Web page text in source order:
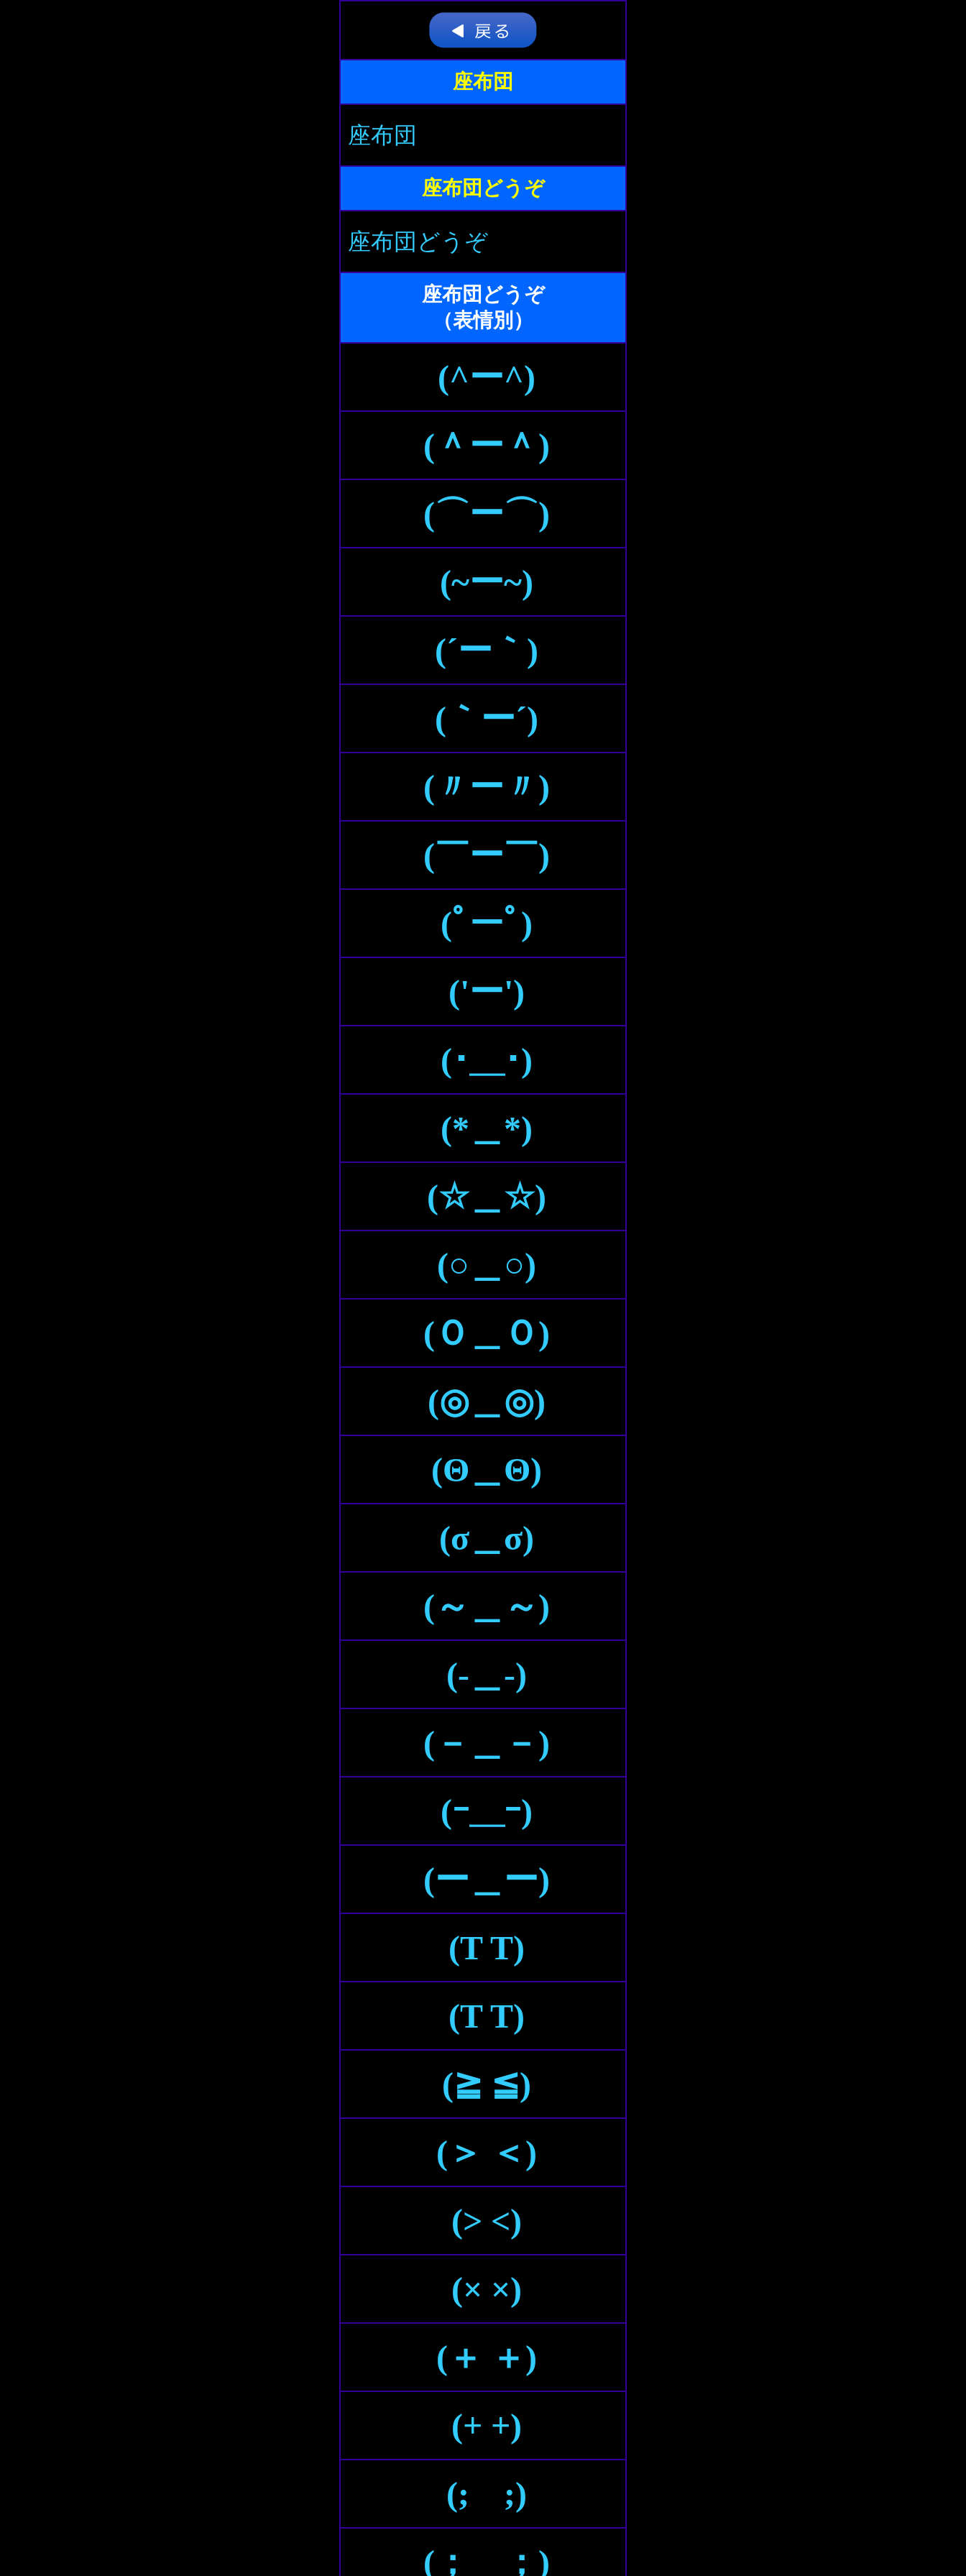
座布団
座布団
座布団どうぞ
座布団どうぞ
座布団どうぞ
（表情別）
(^ー^)
(＾ー＾)
(⌒ー⌒)
(~ー~)
(´ー｀)
(｀ー´)
(〃ー〃)
(￣ー￣)
(ﾟーﾟ)
('ー')
(･＿･)
(*＿*)
(☆＿☆)
(○＿○)
(Ｏ＿Ｏ)
(◎＿◎)
(Θ＿Θ)
(σ＿σ)
(～＿～)
(-＿-)
(－＿－)
(ｰ＿ｰ)
(ー＿ー)
(T T)
(Τ Τ)
(≧ ≦)
(＞ ＜)
(> <)
(× ×)
(＋ ＋)
(+ +)
(; ;)
(； ；)